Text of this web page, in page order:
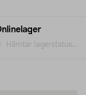
Hämtar lagerstatus...